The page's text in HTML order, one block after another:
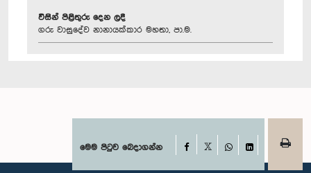
විසින් පිළිතුරු දෙන ලදී
ගරු වාසුදේව නානායක්කාර මහතා, පා.ම.
මෙම පිටුව බෙදාගන්න Facebook
WhatsAppLinkedIn